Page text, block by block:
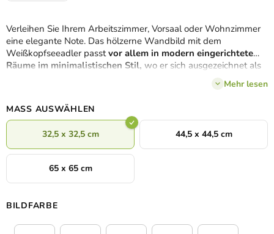
Verleihen Sie Ihrem Arbeitszimmer, Vorsaal oder Wohnzimmer
eine elegante Note. Das hölzerne Wandbild mit dem
Weißkopfseeadler passtvor allem in modern eingerichtete
Räume im minimalistischen Stil, wo er sich ausgezeichnet als
Mehr lesen
MASS AUSWÄHLEN
32,5 x 32,5 cm 44,5 x 44,5 cm
65 x 65 cm
BILDFARBE